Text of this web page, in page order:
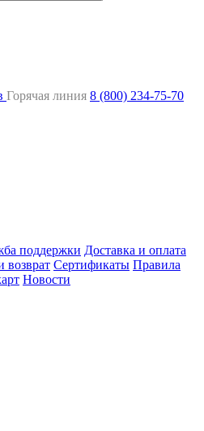
Горячая линия 8 (800) 234-75-70
поддержки Доставка и оплата
возврат Сертификаты Правила
Новости